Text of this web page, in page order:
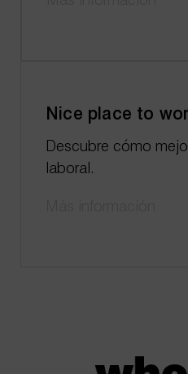
Nice place to
Descubre cómo
laboral.